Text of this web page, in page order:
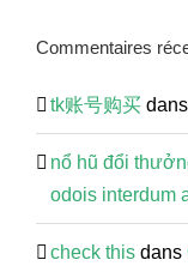
Commentaires
tk账号购买 dans
nổ ​hũ​ đ​ổ​i​
odois interdum
check this dans